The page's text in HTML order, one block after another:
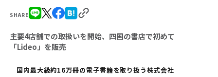
SHARE
主要4店舗での取扱いを開始、四国の書店で初めて
「Lideo」を販売
国内最大級約16万冊の電子書籍を取り扱う株式会社